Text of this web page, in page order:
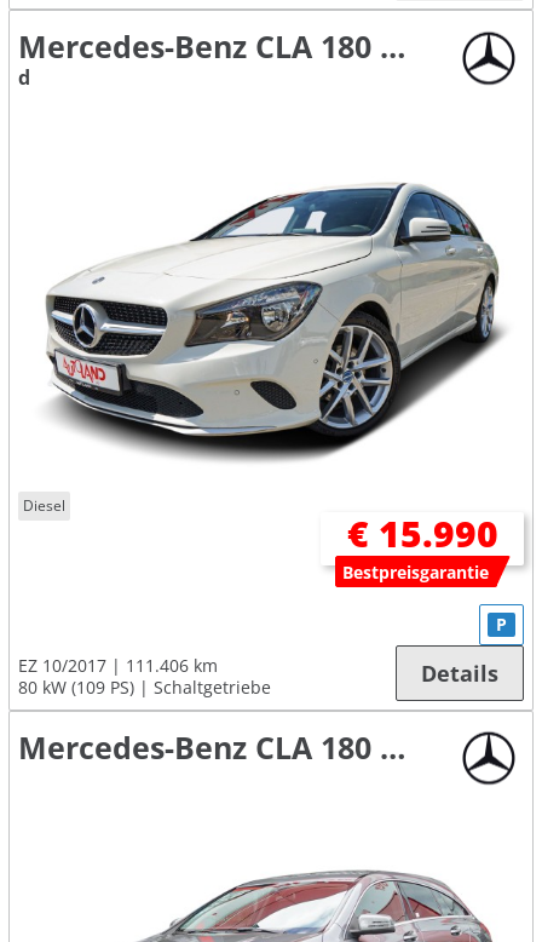
Mercedes-Benz CLA 180 Shooting Brake
d
Diesel
€ 15.990
Bestpreisgarantie
EZ 10/2017
111.406 km
80 kW (109 PS)
Schaltgetriebe
P
Details
Mercedes-Benz CLA 180 Shooting Brake